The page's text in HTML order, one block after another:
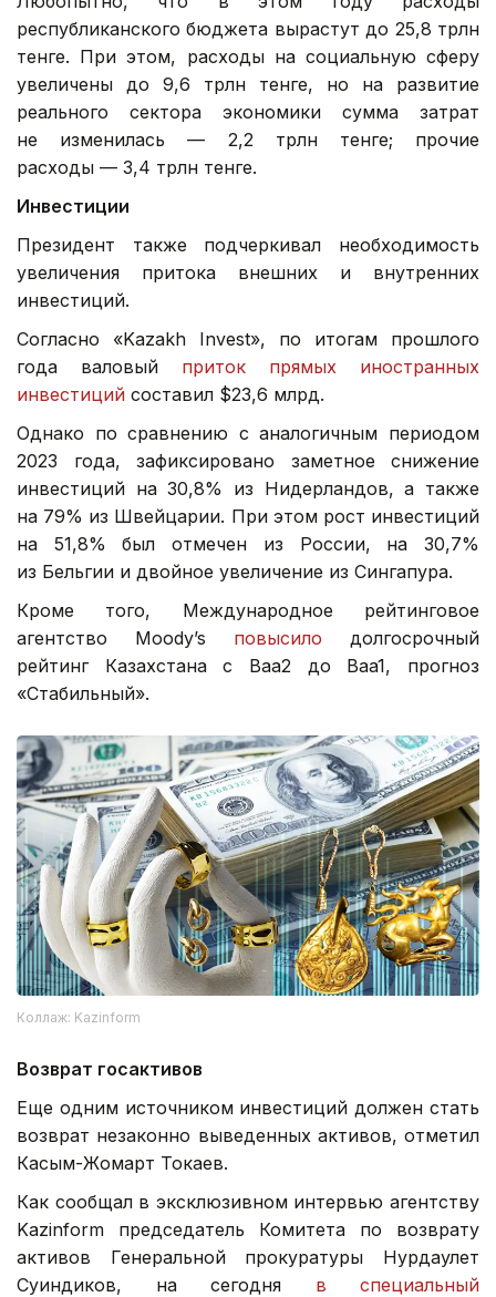
республиканского бюджета вырастут до 25,8 трлн
тенге. При этом, расходы на социальную сферу
увеличены до 9,6 трлн тенге, но на развитие
реального сектора экономики сумма затрат
не изменилась — 2,2 трлн тенге; прочие
расходы — 3,4 трлн тенге.
Инвестиции
Президент также подчеркивал необходимость
увеличения притока внешних и внутренних
инвестиций.
Согласно «Kazakh Invest», по итогам прошлого
года валовый приток прямых иностранных
инвестиций составил $23,6 млрд.
Однако по сравнению с аналогичным периодом
2023 года, зафиксировано заметное снижение
инвестиций на 30,8% из Нидерландов, а также
на 79% из Швейцарии. При этом рост инвестиций
на 51,8% был отмечен из России, на 30,7%
из Бельгии и двойное увеличение из Сингапура.
Кроме того, Международное рейтинговое
агентство Moody’s повысило долгосрочный
рейтинг Казахстана с Baa2 до Baa1, прогноз
«Стабильный».
Коллаж: Kazinform
Возврат госактивов
Еще одним источником инвестиций должен стать
возврат незаконно выведенных активов, отметил
Касым-Жомарт Токаев.
Как сообщал в эксклюзивном интервью агентству
Kazinform председатель Комитета по возврату
активов Генеральной прокуратуры Нурдаулет
Суиндиков, на сегодня в специальный